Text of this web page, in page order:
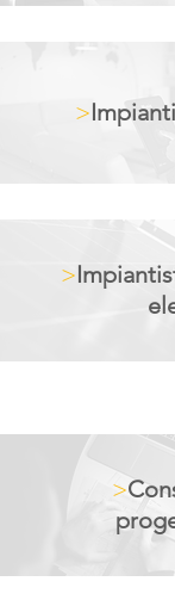
>
>
>